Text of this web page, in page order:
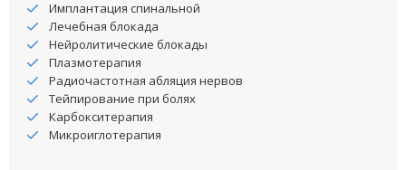
Имплантация спинальной
Лечебная блокада
Нейролитические блокады
Плазмотерапия
Радиочастотная абляция нервов
Тейпирование при болях
Карбокситерапия
Микроиглотерапия